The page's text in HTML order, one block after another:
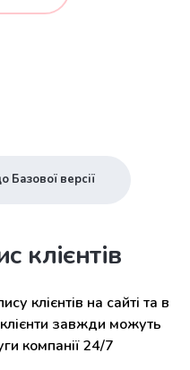
Базової версії
клієнтів
клієнтів на сайті та в
завжди можуть
компанії 24/7